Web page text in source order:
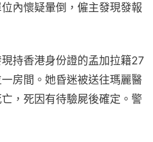
內懷疑暈倒，僱主發現發報
持香港身份證的孟加拉籍27
房間。她昏迷被送往瑪麗醫
，死因有待驗屍後確定。警